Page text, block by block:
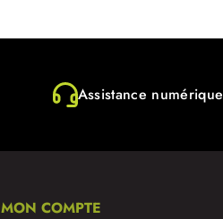
Assistance numérique
MON COMPTE